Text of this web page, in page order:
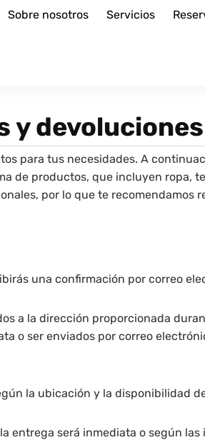
Sobre nosotros Servicios
y devoluciones
para tus necesidades. A
de productos, que incluyen ropa,
por lo que te
una confirmación por correo
a la dirección proporcionada
o ser enviados por correo
la ubicación y la disponibilidad
entrega será inmediata o según